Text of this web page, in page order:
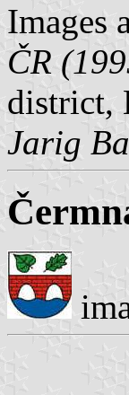
Images
ČR
district,
Jarig